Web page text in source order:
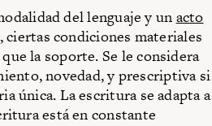
del lenguaje y un acto
ciertas condiciones materiales
la soporte. Se le considera
novedad, y prescriptiva si
única. La escritura se adapta a
está en constante